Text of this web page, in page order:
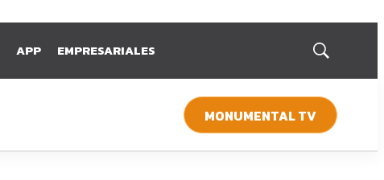
APP EMPRESARIALES
Mostrar
MONUMENTAL TV